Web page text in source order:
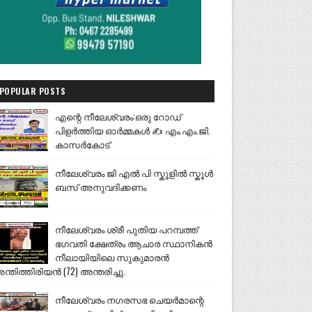
POSTS
എന്റെ നീലേശ്വരം:ഒരു റോഡ്
പിളർത്തിയ ഓർമ്മകൾ ✍️ എം.എം.ജി.
കാസർകോട്
നീലേശ്വരം ജി എൽ പി സ്കൂളിൽ സ്കൂൾ
ബസ് അനുവദിക്കണം
നീലേശ്വരം ശ്രീ പുതിയ പറമ്പത്ത്
ഭഗവതി ക്ഷേത്രം ആചാര സ്ഥാനികൻ
നീലായിയിലെ സുകുമാരൻ
(72) അന്തരിച്ചു.
നീലേശ്വരം നഗരസഭ ചെയർമാന്റെ